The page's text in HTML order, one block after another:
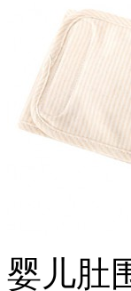
婴儿肚